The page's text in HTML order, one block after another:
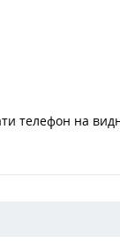
телефон на